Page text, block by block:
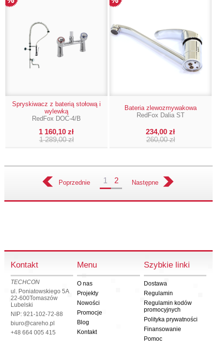
Spryskiwacz z baterią stołową i
wylewką
RedFox DOC-4/B
1 160,10 zł
1 289,00 zł
Bateria zlewozmywakowa
RedFox Dalia ST
234,00 zł
260,00 zł
Poprzednie 1 2 Następne
Kontakt
TECHCON
ul. Poniatowskiego 5A
22-600Tomaszów
Lubelski
NIP: 921-102-72-88
biuro@careho.pl
+48 664 005 415
Menu
O nas
Projekty
Nowości
Promocje
Blog
Kontakt
Szybkie linki
Dostawa
Regulamin
Regulamin kodów
promocyjnych
Polityka prywatności
Finansowanie
Pomoc